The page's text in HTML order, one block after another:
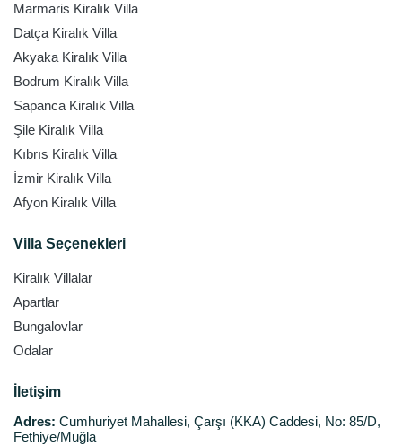
Marmaris Kiralık Villa
Datça Kiralık Villa
Akyaka Kiralık Villa
Bodrum Kiralık Villa
Sapanca Kiralık Villa
Şile Kiralık Villa
Kıbrıs Kiralık Villa
İzmir Kiralık Villa
Afyon Kiralık Villa
Villa Seçenekleri
Kiralık Villalar
Apartlar
Bungalovlar
Odalar
İletişim
Adres: Cumhuriyet Mahallesi, Çarşı (KKA) Caddesi, No: 85/D,
Fethiye/Muğla